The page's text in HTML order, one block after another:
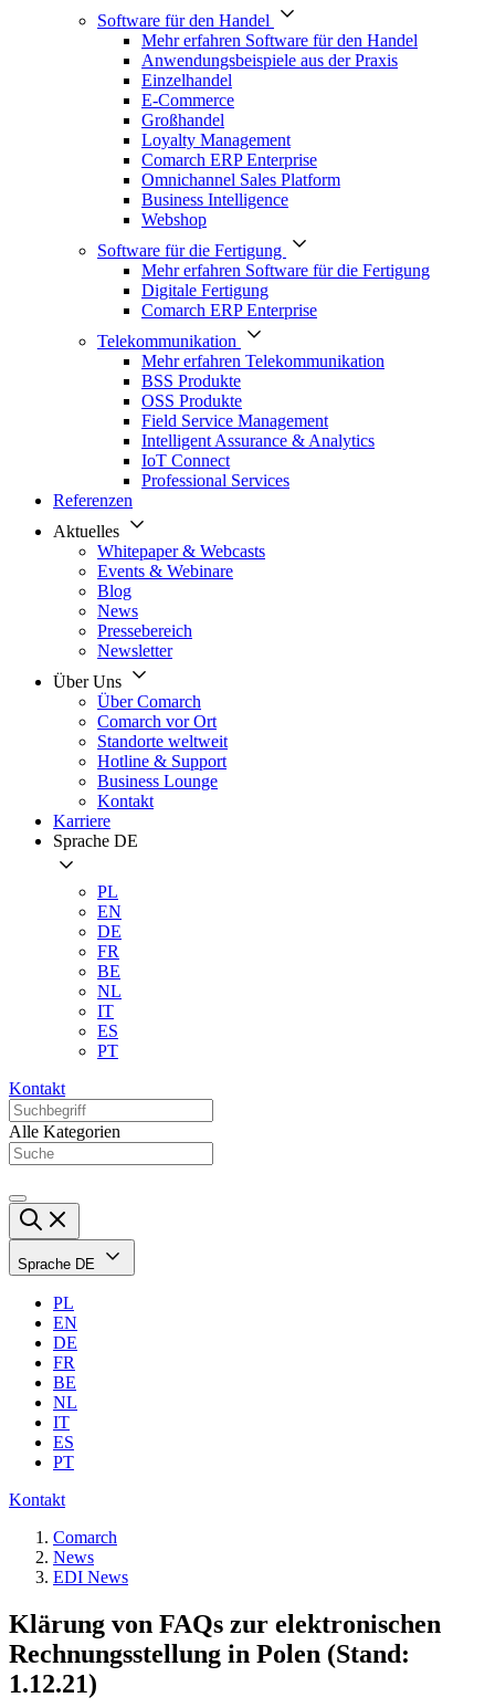
Software für den Handel
Mehr erfahren Software für den Handel
Anwendungsbeispiele aus der Praxis
Einzelhandel
E-Commerce
Großhandel
Loyalty Management
Comarch ERP Enterprise
Omnichannel Sales Platform
Business Intelligence
Webshop
Software für die Fertigung
Mehr erfahren Software für die Fertigung
Digitale Fertigung
Comarch ERP Enterprise
Telekommunikation
Mehr erfahren Telekommunikation
BSS Produkte
OSS Produkte
Field Service Management
Intelligent Assurance & Analytics
IoT Connect
Professional Services
Referenzen
Aktuelles
Whitepaper & Webcasts
Events & Webinare
Blog
News
Pressebereich
Newsletter
Über Uns
Über Comarch
Comarch vor Ort
Standorte weltweit
Hotline & Support
Business Lounge
Kontakt
Karriere
Sprache DE
PL
EN
DE
FR
BE
NL
IT
ES
PT
Kontakt
Alle Kategorien
Sprache DE
PL
EN
DE
FR
BE
NL
IT
ES
PT
Kontakt
Comarch
News
EDI News
Klärung von FAQs zur elektronischen
Rechnungsstellung in Polen (Stand:
1.12.21)